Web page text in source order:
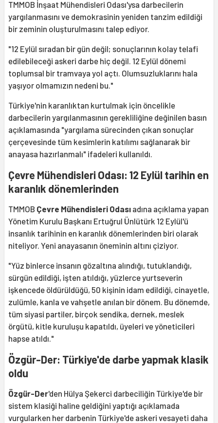
TMMOB İnşaat Mühendisleri Odası'ysa darbecilerin
yargılanmasını ve demokrasinin yeniden tanzim edildiği
bir zeminin oluşturulmasını talep ediyor.
"12 Eylül sıradan bir gün değil; sonuçlarının kolay telafi
edilebileceği askeri darbe hiç değil. 12 Eylül dönemi
toplumsal bir tramvaya yol açtı. Olumsuzluklarını hala
yaşıyor olmamızın nedeni bu."
Türkiye'nin karanlıktan kurtulmak için öncelikle
darbecilerin yargılanmasının gerekliliğine değinilen basın
açıklamasında "yargılama sürecinden çıkan sonuçlar
çerçevesinde tüm kesimlerin katılımı sağlanarak bir
anayasa hazırlanmalı" ifadeleri kullanıldı.
Çevre Mühendisleri Odası: 12 Eylül tarihin en
karanlık dönemlerinden
TMMOB Çevre Mühendisleri Odası adına açıklama yapan
Yönetim Kurulu Başkanı Ertuğrul Ünlütürk 12 Eylül'ü
insanlık tarihinin en karanlık dönemlerinden biri olarak
niteliyor. Yeni anayasanın öneminin altını çiziyor.
"Yüz binlerce insanın gözaltına alındığı, tutuklandığı,
sürgün edildiği, işten atıldığı, yüzlerce yurtseverin
işkencede öldürüldüğü, 50 kişinin idam edildiği, cinayetle,
zulümle, kanla ve vahşetle anılan bir dönem. Bu dönemde,
tüm siyasi partiler, birçok sendika, dernek, meslek
örgütü, kitle kuruluşu kapatıldı, üyeleri ve yöneticileri
hapse atıldı."
Özgür-Der: Türkiye'de darbe yapmak klasik
oldu
Özgür-Der'den Hülya Şekerci darbeciliğin Türkiye'de bir
sistem klasiği haline geldiğini yaptığı açıklamada
vurgularken her darbenin Türkiye'de askeri vesayeti daha